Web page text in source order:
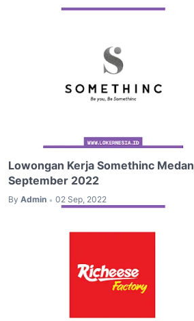
Lowongan Kerja Somethinc Medan
September 2022
By Admin • 02 Sep, 2022